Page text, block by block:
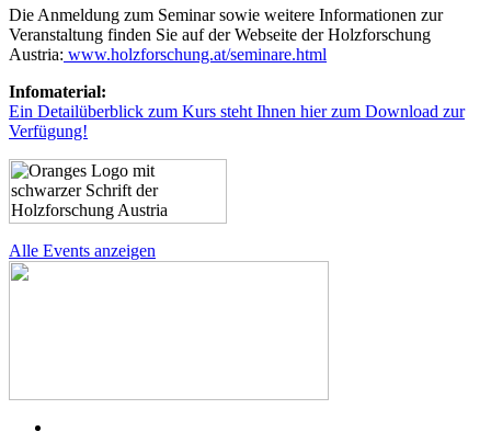
Die Anmeldung zum Seminar sowie weitere Informationen zur
Veranstaltung finden Sie auf der Webseite der Holzforschung
Austria: www.holzforschung.at/seminare.html
Infomaterial:
Ein Detailüberblick zum Kurs steht Ihnen hier zum Download zur
Verfügung!
Alle Events anzeigen